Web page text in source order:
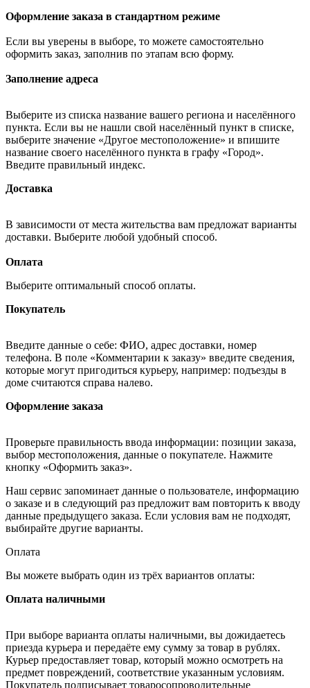
Оформление заказа в стандартном режиме
Если вы уверены в выборе, то можете самостоятельно
оформить заказ, заполнив по этапам всю форму.
Заполнение адреса
Выберите из списка название вашего региона и населённого
пункта. Если вы не нашли свой населённый пункт в списке,
выберите значение «Другое местоположение» и впишите
название своего населённого пункта в графу «Город».
Введите правильный индекс.
Доставка
В зависимости от места жительства вам предложат варианты
доставки. Выберите любой удобный способ.
Оплата
Выберите оптимальный способ оплаты.
Покупатель
Введите данные о себе: ФИО, адрес доставки, номер
телефона. В поле «Комментарии к заказу» введите сведения,
которые могут пригодиться курьеру, например: подъезды в
доме считаются справа налево.
Оформление заказа
Проверьте правильность ввода информации: позиции заказа,
выбор местоположения, данные о покупателе. Нажмите
кнопку «Оформить заказ».
Наш сервис запоминает данные о пользователе, информацию
о заказе и в следующий раз предложит вам повторить к вводу
данные предыдущего заказа. Если условия вам не подходят,
выбирайте другие варианты.
Оплата
Вы можете выбрать один из трёх вариантов оплаты:
Оплата наличными
При выборе варианта оплаты наличными, вы дожидаетесь
приезда курьера и передаёте ему сумму за товар в рублях.
Курьер предоставляет товар, который можно осмотреть на
предмет повреждений, соответствие указанным условиям.
Покупатель подписывает товаросопроводительные